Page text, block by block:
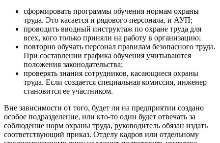
сформировать программы обучения нормам охраны
труда. Это касается и рядового персонала, и АУП;
проводить вводный инструктаж по охране труда для
всех, кого только приняли на работу в организацию;
повторно обучать персонал правилам безопасного труда.
При составлении графика обучения учитываются
положения законодательства;
проверять знания сотрудников, касающиеся охраны
труда. Если создается специальная комиссия, инженер
становится ее участником.
Вне зависимости от того, будет ли на предприятии создано
особое подразделение, или кто-то один будет отвечать за
соблюдение норм охраны труда, руководитель обязан издать
соответствующий приказ. Отделу кадров или отдельному